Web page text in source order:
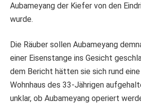
Aubameyang der Kiefer von den
wurde.
Die Räuber sollen Aubameyang
einer Eisenstange ins Gesicht
dem Bericht hätten sie sich rund
Wohnhaus des 33-Jährigen
unklar, ob Aubameyang operiert